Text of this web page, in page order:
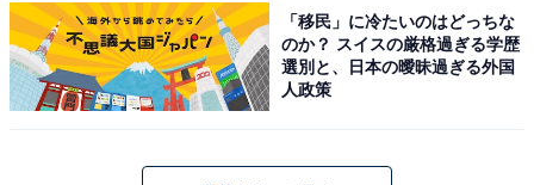
「移民」に冷たいのはどっちな
のか？ スイスの厳格過ぎる学歴
選別と、日本の曖昧過ぎる外国
人政策